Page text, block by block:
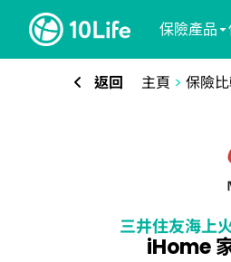
保險產品
返回 主頁 > 保險
三井住友海上
iHome